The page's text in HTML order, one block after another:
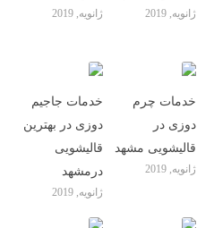
ژانویه, 2019 ژانویه, 2019
خدمات جاجیم
دوزی در بهترین
قالیشویی
درمشهد
ژانویه, 2019
خدمات چرم
دوزی در
قالیشویی مشهد
ژانویه, 2019